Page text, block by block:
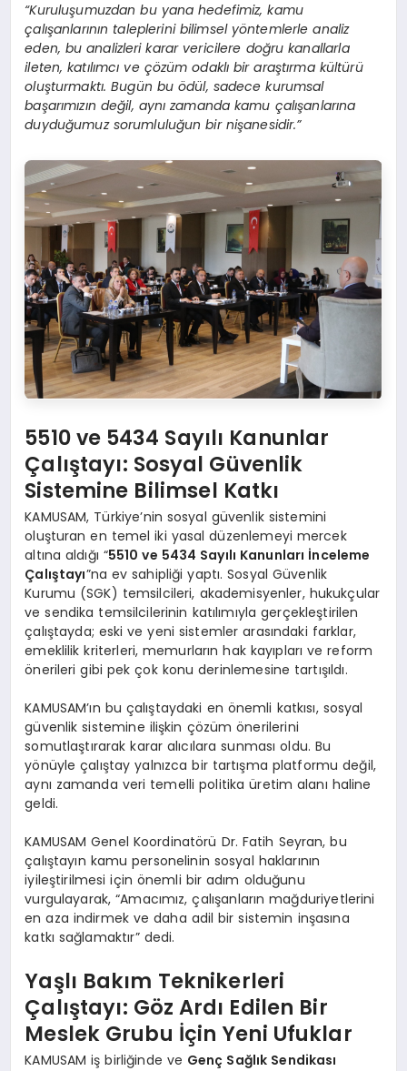
“Kuruluşumuzdan bu yana hedefimiz, kamu
çalışanlarının taleplerini bilimsel yöntemlerle analiz
eden, bu analizleri karar vericilere doğru kanallarla
ileten, katılımcı ve çözüm odaklı bir araştırma kültürü
oluşturmaktı. Bugün bu ödül, sadece kurumsal
başarımızın değil, aynı zamanda kamu çalışanlarına
duyduğumuz sorumluluğun bir nişanesidir.”
5510 ve 5434 Sayılı Kanunlar
Çalıştayı: Sosyal Güvenlik
Sistemine Bilimsel Katkı
KAMUSAM, Türkiye’nin sosyal güvenlik sistemini
oluşturan en temel iki yasal düzenlemeyi mercek
altına aldığı “5510 ve 5434 Sayılı Kanunları İnceleme
Çalıştayı”na ev sahipliği yaptı. Sosyal Güvenlik
Kurumu (SGK) temsilcileri, akademisyenler, hukukçular
ve sendika temsilcilerinin katılımıyla gerçekleştirilen
çalıştayda; eski ve yeni sistemler arasındaki farklar,
emeklilik kriterleri, memurların hak kayıpları ve reform
önerileri gibi pek çok konu derinlemesine tartışıldı.
KAMUSAM’ın bu çalıştaydaki en önemli katkısı, sosyal
güvenlik sistemine ilişkin çözüm önerilerini
somutlaştırarak karar alıcılara sunması oldu. Bu
yönüyle çalıştay yalnızca bir tartışma platformu değil,
aynı zamanda veri temelli politika üretim alanı haline
geldi.
KAMUSAM Genel Koordinatörü Dr. Fatih Seyran, bu
çalıştayın kamu personelinin sosyal haklarının
iyileştirilmesi için önemli bir adım olduğunu
vurgulayarak, “Amacımız, çalışanların mağduriyetlerini
en aza indirmek ve daha adil bir sistemin inşasına
katkı sağlamaktır” dedi.
Yaşlı Bakım Teknikerleri
Çalıştayı: Göz Ardı Edilen Bir
Meslek Grubu İçin Yeni Ufuklar
KAMUSAM iş birliğinde ve Genç Sağlık Sendikası